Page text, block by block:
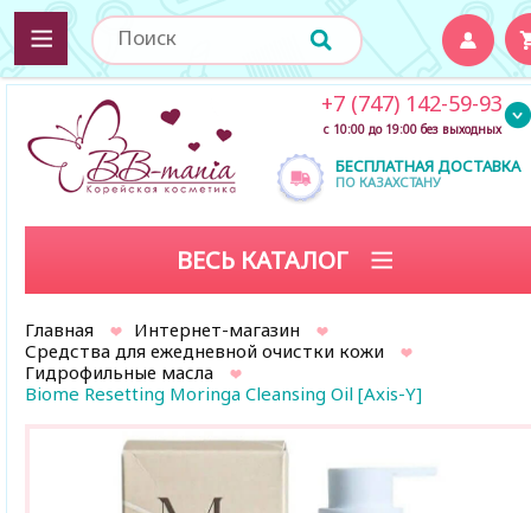
БЕСПЛАТНАЯ ДОСТАВКА
ПО КАЗАХСТАНУ
+7 (747) 142-59-93
с 10:00 до 19:00 без выходных
ВЕСЬ КАТАЛОГ
Главная
Интернет-магазин
Средства для ежедневной очистки кожи
Гидрофильные масла
Biome Resetting Moringa Cleansing Oil [Axis-Y]